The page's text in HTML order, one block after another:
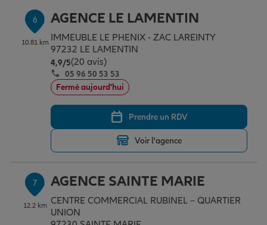
6
10.81 km
AGENCE LE LAMENTIN
IMMEUBLE LE PHENIX - ZAC LAREINTY
97232 LE LAMENTIN
4,9/5Note de 4.9 sur 5
(20 avis)
05 96 50 53 53
Fermé aujourd'hui
Prendre un RDV
Voir l'agence
7
12.2 km
AGENCE SAINTE MARIE
CENTRE COMMERCIAL RUBINEL – QUARTIER
UNION